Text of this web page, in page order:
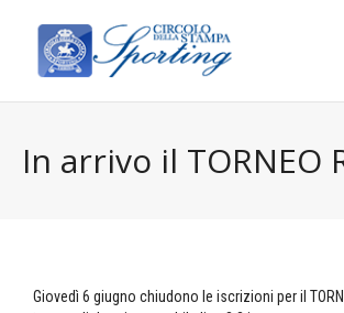
In arrivo il TORNEO
Giovedì 6 giugno chiudono le iscrizioni per il